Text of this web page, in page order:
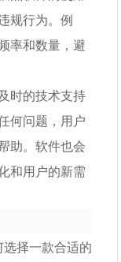
规行为。例
率和数量，避
时的技术支持
何问题，用户
助。软件也会
和用户的新需
择一款合适的